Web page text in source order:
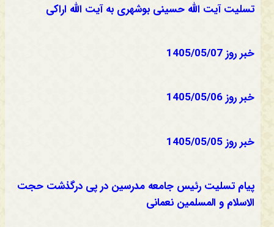
تسلیت آیت الله حسینی بوشهری به آیت الله اراکی
خبر روز 1405/05/07
خبر روز 1405/05/06
خبر روز 1405/05/05
پیام تسلیت رئیس جامعه مدرسین در پی درگذشت حجت
الاسلام و المسلمین نعمانی